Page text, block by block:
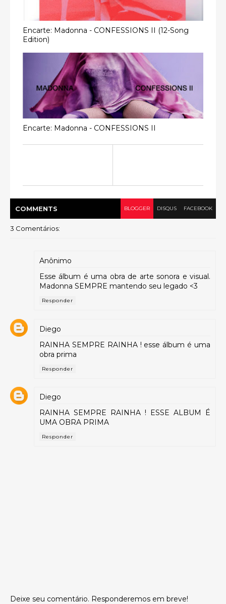
Encarte: Madonna - CONFESSIONS II (12-Song
Edition)
Encarte: Madonna - CONFESSIONS II
COMMENTS BLOGGER DISQUS FACEBOOK
3 Comentários:
Anônimo
Esse álbum é uma obra de arte sonora e visual.
Madonna SEMPRE mantendo seu legado <3
Responder
Diego
RAINHA SEMPRE RAINHA ! esse álbum é uma
obra prima
Responder
Diego
RAINHA SEMPRE RAINHA ! ESSE ALBUM É
UMA OBRA PRIMA
Responder
Deixe seu comentário. Responderemos em breve!